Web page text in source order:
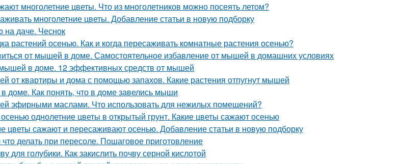
многолетние цветы. Что из многолетников можно посеять летом?
многолетние цветы. Добавление статьи в новую подборку
на даче. Чеснок
растений осенью. Как и когда пересаживать комнатные растения осенью?
от мышей в доме. Самостоятельное избавление от мышей в домашних условиях
мышей в доме. 12 эффективных средств от мышей
от квартиры и дома с помощью запахов. Какие растения отпугнут мышей
доме. Как понять, что в доме завелись мыши
эфирными маслами. Что использовать для нежилых помещений?
однолетние цветы в открытый грунт. Какие цветы сажают осенью
цветы сажают и пересаживают осенью. Добавление статьи в новую подборку
делать при пересоле. Пошаговое приготовление
для голубики. Как закислить почву серной кислотой